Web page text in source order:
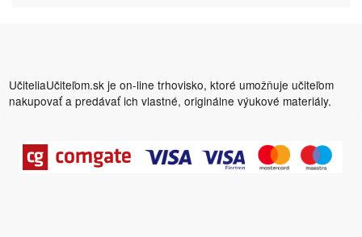
UčiteliaUčiteľom.sk je on-line trhovisko, ktoré umožňuje učiteľom
nakupovať a predávať ich vlastné, originálne výukové materiály.